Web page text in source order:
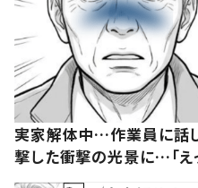
実家解体中…作業員に話
撃した衝撃の光景に…「え